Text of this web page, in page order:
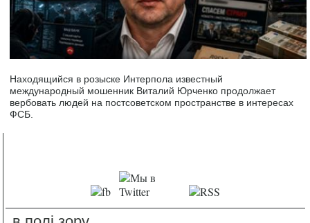
Находящийся в розыске Интерпола известный
международный мошенник Виталий Юрченко продолжает
вербовать людей на постсоветском пространстве в интересах
ФСБ.